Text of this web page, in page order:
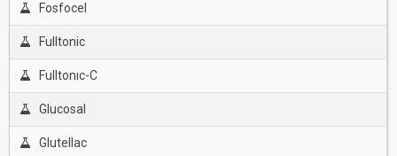
Fosfocel
Fulltonic
Fulltonıc-C
Glucosal
Glutellac